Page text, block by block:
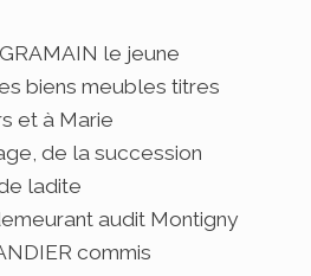
le jeune
biens meubles titres
et à Marie
de la succession
ladite
audit Montigny
commis